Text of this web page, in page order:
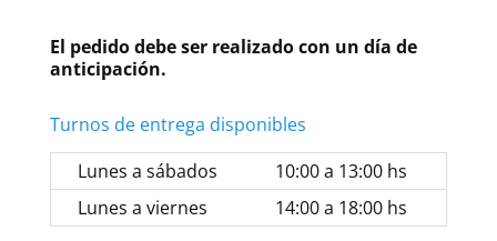
El pedido debe ser realizado con un día de
anticipación.
Turnos de entrega disponibles
Lunes a sábados
10:00 a 13:00 hs
Lunes a viernes
14:00 a 18:00 hs